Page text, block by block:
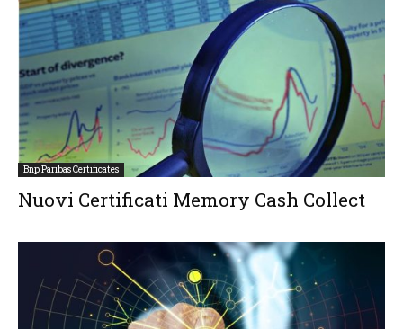
Bnp Paribas Certificates
Nuovi Certificati Memory Cash Collect